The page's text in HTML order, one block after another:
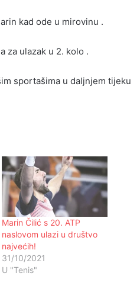
kad ode u mirovinu .
za ulazak u 2. kolo .
sportašima u daljnjem tijeku
Marin Čilić s 20. ATP
naslovom ulazi u društvo
najvećih!
31/10/2021
U "Tenis"